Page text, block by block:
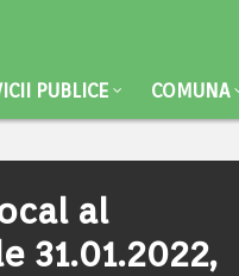
PUBLICE COMUNA
al
31.01.2022,